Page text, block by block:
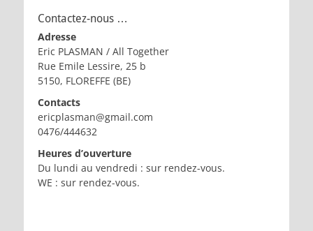
Contactez-nous …
Adresse
Eric PLASMAN / All Together
Rue Emile Lessire, 25 b
5150, FLOREFFE (BE)
Contacts
ericplasman@gmail.com
0476/444632
Heures d’ouverture
Du lundi au vendredi : sur rendez-vous.
WE : sur rendez-vous.